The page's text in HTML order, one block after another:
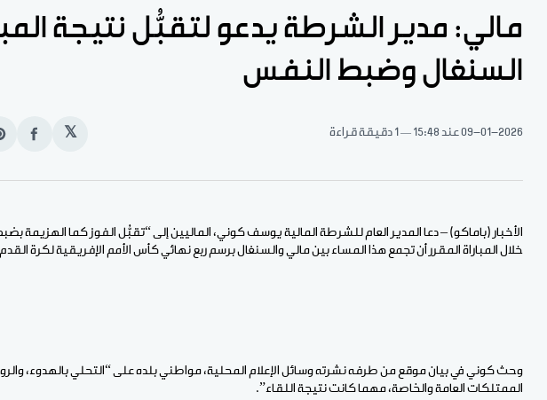
مالي: مدير الشرطة يدعو لتقبُّل نتيجة
السنغال وضبط النفس
09-01-2026عند 15:48 1 دقيقة قراءة 𝕏
انشر
الأخبار (باماكو) – دعا المدير العام للشرطة المالية يوسف كوني، الماليين إلى “تقبُّل الفوز كما الهزيمة
خلال المباراة المقرر أن تجمع هذا المساء بين مالي والسنغال برسم ربع نهائي كأس الأمم الإفريقية لكرة
وحث كوني في بيان موقع من طرفه نشرته وسائل الإعلام المحلية، مواطني بلده على “التحلي بالهدوء،
الممتلكات العامة والخاصة، مهما كانت نتيجة اللقاء”.